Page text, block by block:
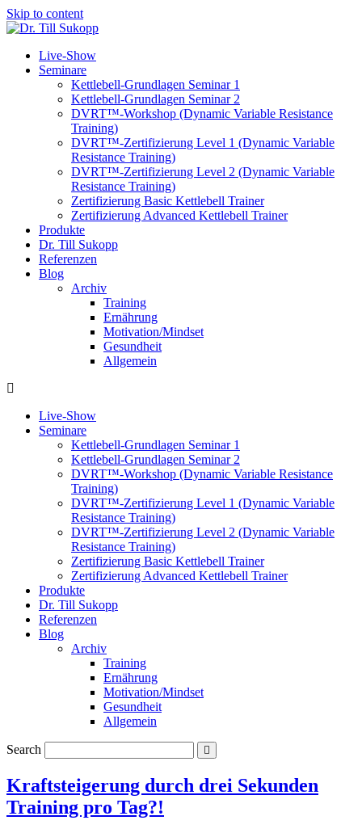
Skip to content
Live-Show
Seminare
Kettlebell-Grundlagen Seminar 1
Kettlebell-Grundlagen Seminar 2
DVRT™-Workshop (Dynamic Variable Resistance
Training)
DVRT™-Zertifizierung Level 1 (Dynamic Variable
Resistance Training)
DVRT™-Zertifizierung Level 2 (Dynamic Variable
Resistance Training)
Zertifizierung Basic Kettlebell Trainer
Zertifizierung Advanced Kettlebell Trainer
Produkte
Dr. Till Sukopp
Referenzen
Blog
Archiv
Training
Ernährung
Motivation/Mindset
Gesundheit
Allgemein
Live-Show
Seminare
Kettlebell-Grundlagen Seminar 1
Kettlebell-Grundlagen Seminar 2
DVRT™-Workshop (Dynamic Variable Resistance
Training)
DVRT™-Zertifizierung Level 1 (Dynamic Variable
Resistance Training)
DVRT™-Zertifizierung Level 2 (Dynamic Variable
Resistance Training)
Zertifizierung Basic Kettlebell Trainer
Zertifizierung Advanced Kettlebell Trainer
Produkte
Dr. Till Sukopp
Referenzen
Blog
Archiv
Training
Ernährung
Motivation/Mindset
Gesundheit
Allgemein
Search
Kraftsteigerung durch drei Sekunden
Training pro Tag?!